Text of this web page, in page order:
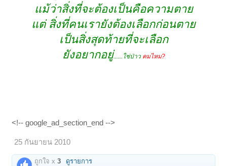
แม้ว่าสิ่งที่จะต้องเป็นคือความตาย
แต่ สิ่งที่คนเรายังต้องเลือกก่อนตาย
เป็นสิ่งสุดท้ายที่จะเลือก
ยังอยากอยู่......ใช่ป่าว คมไหม?
<!-- google_ad_section_end -->
25 กันยายน 2010
ถูกใจ x3 ดูรายการ